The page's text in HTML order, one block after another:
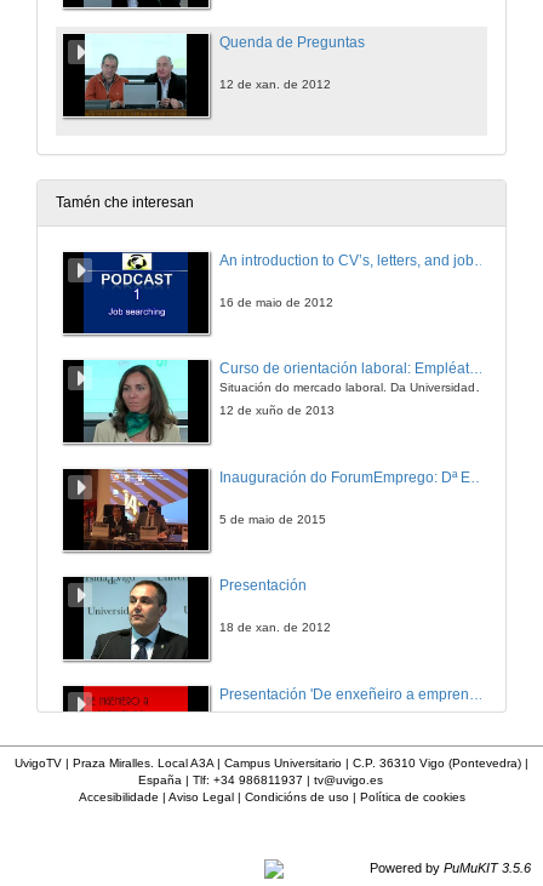
Quenda de Preguntas
12 de xan. de 2012
Tamén che interesan
16 de maio de 2012
Curso de orientación laboral: Empléate. Módulo Conciénciate
12 de xuño de 2013
5 de maio de 2015
Presentación
18 de xan. de 2012
UvigoTV | Praza Miralles. Local A3A | Campus Universitario | C.P. 36310 Vigo (Pontevedra) |
España | Tlf: +34 986811937 | tv@uvigo.es
Accesibilidade | Aviso Legal| Condicións de uso| Política de cookies
Powered by PuMuKIT 3.5.6